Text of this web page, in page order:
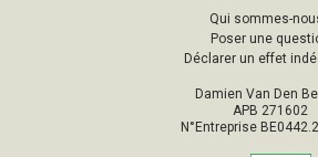
Qui sommes-
Poser une
Déclarer un effet
Damien Van Den
APB 271602
N°Entreprise